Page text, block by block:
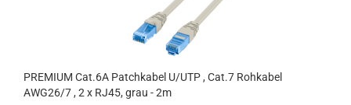
PRE­MI­UM Cat.6A Patch­ka­bel U/UTP , Cat.7 Roh­ka­bel
AWG26/7 , 2 x RJ45, grau - 2m